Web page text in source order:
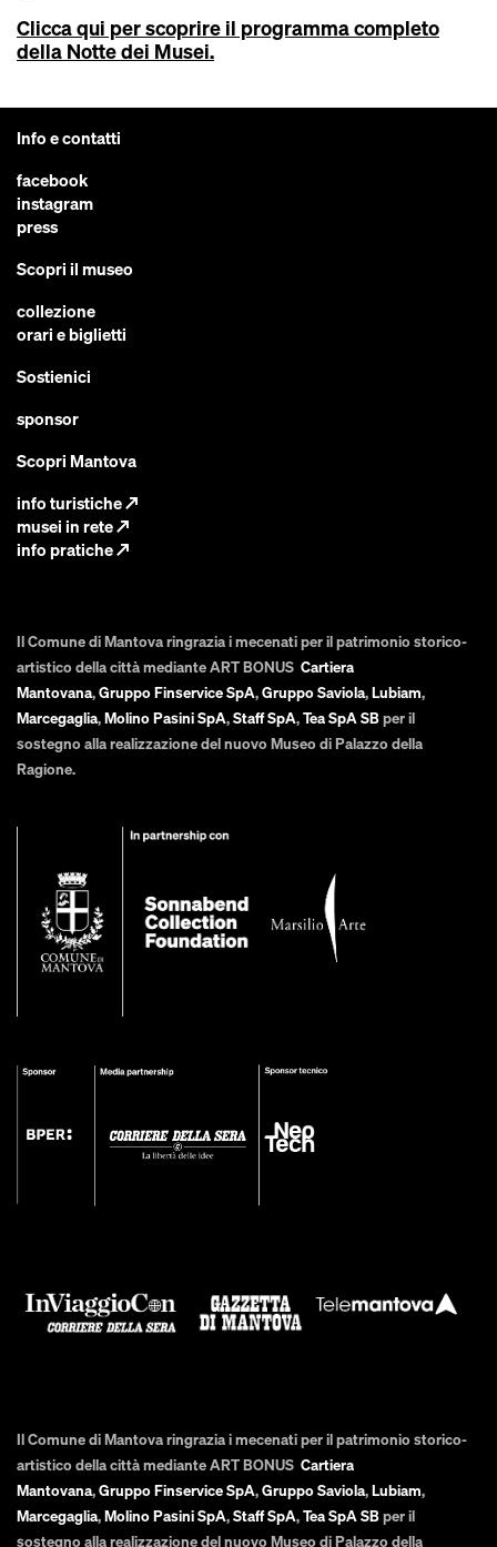
Clicca qui per scoprire il programma completo
della Notte dei Musei.
Info e contatti
facebook
instagram
press
Scopri il museo
collezione
orari e biglietti
Sostienici
sponsor
Scopri Mantova
info turistiche↗
musei in rete↗
info pratiche↗
Il Comune di Mantova ringrazia i mecenati per il patrimonio storico-
artistico della città mediante ART BONUS Cartiera
Mantovana,Gruppo Finservice SpA,Gruppo Saviola,Lubiam,
Marcegaglia,Molino Pasini SpA,Staff SpA,Tea SpA SBper il
sostegno alla realizzazione del nuovo Museo di Palazzo della
Ragione.
Il Comune di Mantova ringrazia i mecenati per il patrimonio storico-
artistico della città mediante ART BONUS Cartiera
Mantovana,Gruppo Finservice SpA,Gruppo Saviola,Lubiam,
Marcegaglia,Molino Pasini SpA,Staff SpA,Tea SpA SBper il
sostegno alla realizzazione del nuovo Museo di Palazzo della